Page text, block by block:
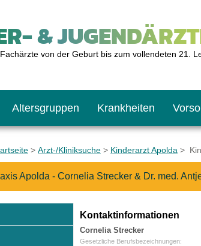
&
von der Geburt bis zum vollendeten 21.
Altersgruppen
Das erste Jahr
Schulkinder
Krankheiten
Baby: U1 bis U6
Schulkind: U10 bis U11
Impfkalender
Was muss man beachten?
Notrufnummern
Hausapotheke
Notdienste
Gesundheitsämter
BMI-Rechner
Blutdruckrechner
> Arzt-/Kliniksuche > Kinderarzt Apolda >
Apolda - Cornelia Strecker & Dr. med.
Kontaktinformationen
Cornelia Strecker
Gesetzliche Berufsbezeichnungen: